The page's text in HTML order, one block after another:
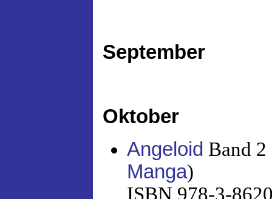
September
Oktober
Angeloid Band 2
Manga)
ISBN 978-3-